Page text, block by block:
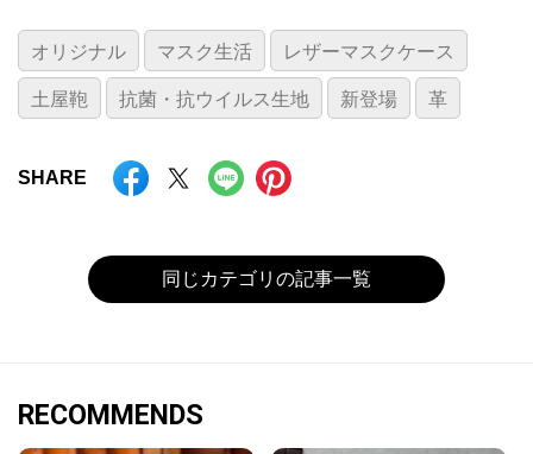
オリジナル マスク生活 レザーマスクケース
土屋鞄 抗菌・抗ウイルス生地 新登場 革
SHARE
同じカテゴリの記事一覧
RECOMMENDS